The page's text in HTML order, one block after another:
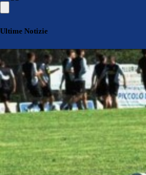
Ultime Notizie